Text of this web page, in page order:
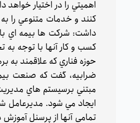
اهميتي را در اختيار
كنند و خدمات متنوعي را
داشت: شركت ها بيمه اي با
كسب و كار آنها با توجه به
حوزه فناري كه علاقمند به
ضرابيه، گفت كه صنعت
مبتني برسيستم هاي
ايجاد مي شود. مديرعامل
تمامي آنها از پرسنل